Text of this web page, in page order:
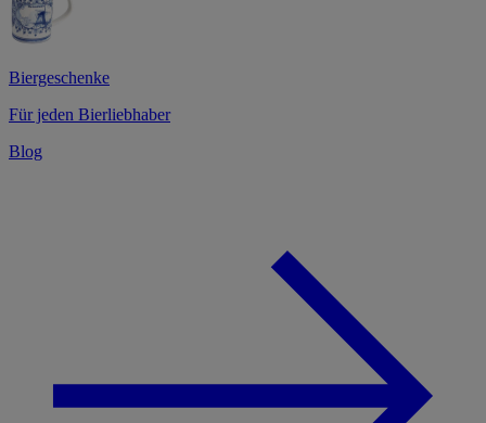
Biergeschenke
Für jeden Bierliebhaber
Blog